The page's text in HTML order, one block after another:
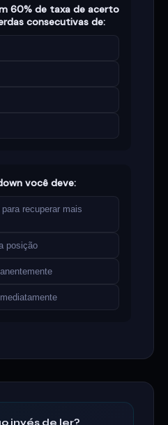
60% de taxa de acerto
consecutivas de:
você deve:
recuperar mais
posição
invés de ler?